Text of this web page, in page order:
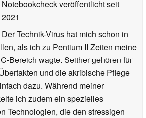
Notebookcheck veröffentlichtseit
2021
Der Technik-Virus hat mich schon in
als ich zu Pentium II Zeiten meine
Bereich wagte. Seither gehören für
und die akribische Pflege
dazu. Während meiner
ich zudem ein spezielles
Technologien, die den stressigen